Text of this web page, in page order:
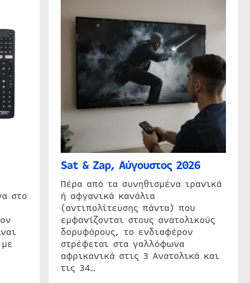
στο
Sat & Zap, Αύγουστος 2026
Πέρα από τα συνηθισμένα ιρανικά
ή αφγανικά κανάλια
(αντιπολίτευσης πάντα) που
εμφανίζονται στους ανατολικούς
δορυφόρους, το ενδιαφέρον
στρέφεται στα γαλλόφωνα
αφρικανικά στις 3 Ανατολικά και
τις 34…